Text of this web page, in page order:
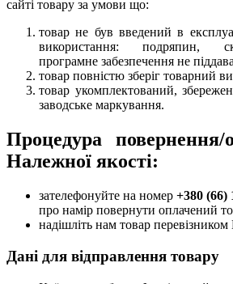
сайті товару за умови що:
товар не був введений в
використання: подряпин,
програмне забезпечення не
товар повністю зберіг товарний
товар укомплектований,
заводське маркування.
Процедура повернення/
Належної якості:
зателефонуйте на номер +380 (66)
про намір повернути оплачений
надішліть нам товар
Дані для відправлення товару